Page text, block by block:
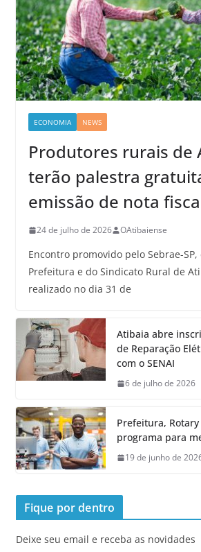
ECONOMIA NEWS
Produtores rurais de
terão palestra
emissão de nota
24 de julho de 2026 OAtibaiense
Encontro promovido pelo Sebrae-
Prefeitura e do Sindicato Rural de
realizado no dia 31 de
Atibaia abre
de Reparação
com o SENAI
6 de julho de 2026
Prefeitura,
programa para
19 de junho de
Fique por dentro
Deixe seu email e receba as novidades